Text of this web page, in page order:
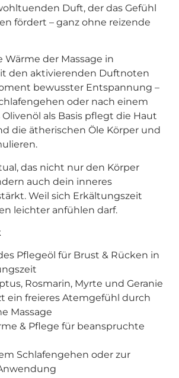
Duft, der das Gefühl
fördert – ganz ohne reizende
Wärme der Massage in
den aktivierenden Duftnoten
bewusster Entspannung –
oder nach einem
Olivenöl als Basis pflegt die Haut
die ätherischen Öle Körper und
das nicht nur den Körper
auch dein inneres
Weil sich Erkältungszeit
leichter anfühlen darf.
Pflegeöl für Brust & Rücken in
Rosmarin, Myrte und Geranie
ein freieres Atemgefühl durch
Massage
& Pflege für beanspruchte
Schlafengehen oder zur